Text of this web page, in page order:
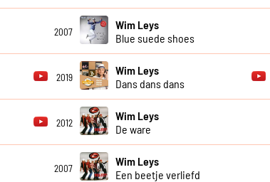
2007
Wim Leys
Blue suede shoes
2019
Wim Leys
Dans dans dans
2012
Wim Leys
De ware
2007
Wim Leys
Een beetje verliefd